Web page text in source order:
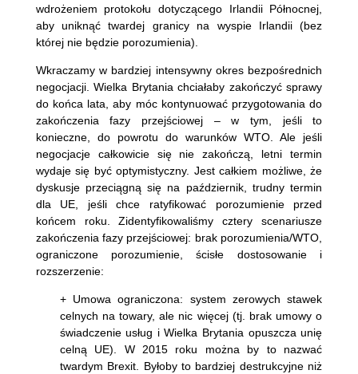
wdrożeniem protokołu dotyczącego Irlandii Północnej,
aby uniknąć twardej granicy na wyspie Irlandii (bez
której nie będzie porozumienia).
Wkraczamy w bardziej intensywny okres bezpośrednich
negocjacji. Wielka Brytania chciałaby zakończyć sprawy
do końca lata, aby móc kontynuować przygotowania do
zakończenia fazy przejściowej – w tym, jeśli to
konieczne, do powrotu do warunków WTO. Ale jeśli
negocjacje całkowicie się nie zakończą, letni termin
wydaje się być optymistyczny. Jest całkiem możliwe, że
dyskusje przeciągną się na październik, trudny termin
dla UE, jeśli chce ratyfikować porozumienie przed
końcem roku. Zidentyfikowaliśmy cztery scenariusze
zakończenia fazy przejściowej: brak porozumienia/WTO,
ograniczone porozumienie, ścisłe dostosowanie i
rozszerzenie:
+ Umowa ograniczona: system zerowych stawek
celnych na towary, ale nic więcej (tj. brak umowy o
świadczenie usług i Wielka Brytania opuszcza unię
celną UE). W 2015 roku można by to nazwać
twardym Brexit. Byłoby to bardziej destrukcyjne niż